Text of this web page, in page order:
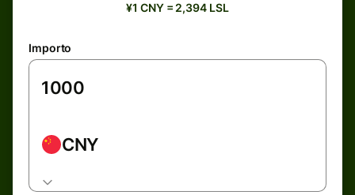
¥1 CNY = 2,394 LSL
Importo
CNY